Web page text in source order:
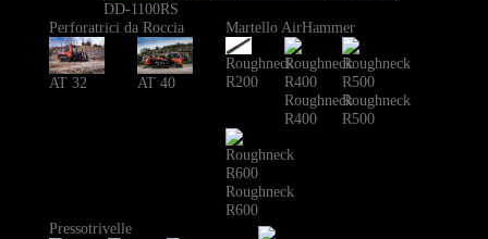
DD-1100RS
Perforatrici da Roccia
AT 32 AT 40
Martello AirHammer
Roughneck
R200
Roughneck
R400
Roughneck
R500
Roughneck
R600
Pressotrivelle